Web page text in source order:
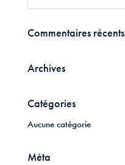
Commentaires récents
Archives
Catégories
Aucune catégorie
Méta